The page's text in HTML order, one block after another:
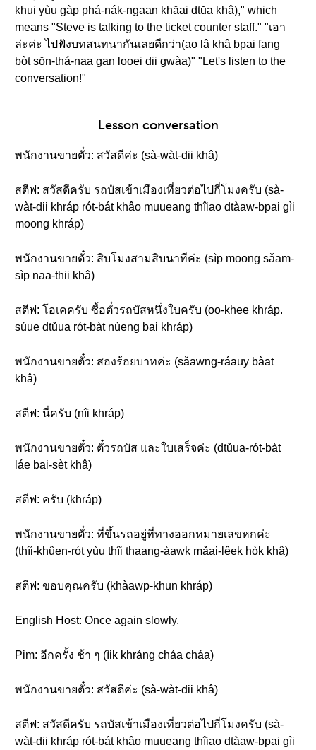
khui yùu gàp phá-nák-ngaan khăai dtŭa khâ)," which
means "Steve is talking to the ticket counter staff." "เอา
ล่ะค่ะ ไปฟังบทสนทนากันเลยดีกว่า(ao lâ khâ bpai fang
bòt sŏn-thá-naa gan looei dii gwàa)" "Let's listen to the
conversation!"
Lesson conversation
พนักงานขายตั๋ว: สวัสดีค่ะ (sà-wàt-dii khâ)
สตีฟ: สวัสดีครับ รถบัสเข้าเมืองเที่ยวต่อไปกี่โมงครับ (sà-
wàt-dii khráp rót-bát khâo muueang thîiao dtàaw-bpai gìi
moong khráp)
พนักงานขายตั๋ว: สิบโมงสามสิบนาทีค่ะ (sìp moong sǎam-
sìp naa-thii khâ)
สตีฟ: โอเคครับ ซื้อตั๋วรถบัสหนึ่งใบครับ (oo-khee khráp.
súue dtǔua rót-bàt nùeng bai khráp)
พนักงานขายตั๋ว: สองร้อยบาทค่ะ (sǎawng-ráauy bàat
khâ)
สตีฟ: นี่ครับ (nîi khráp)
พนักงานขายตั๋ว: ตั๋วรถบัส และใบเสร็จค่ะ (dtǔua-rót-bàt
láe bai-sèt khâ)
สตีฟ: ครับ (khráp)
พนักงานขายตั๋ว: ที่ขึ้นรถอยู่ที่ทางออกหมายเลขหกค่ะ
(thîi-khûen-rót yùu thîi thaang-àawk mǎai-lêek hòk khâ)
สตีฟ: ขอบคุณครับ (khàawp-khun khráp)
English Host: Once again slowly.
Pim: อีกครั้ง ช้า ๆ (ìik khráng cháa cháa)
พนักงานขายตั๋ว: สวัสดีค่ะ (sà-wàt-dii khâ)
สตีฟ: สวัสดีครับ รถบัสเข้าเมืองเที่ยวต่อไปกี่โมงครับ (sà-
wàt-dii khráp rót-bát khâo muueang thîiao dtàaw-bpai gìi